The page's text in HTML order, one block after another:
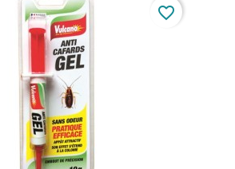
favorite_border